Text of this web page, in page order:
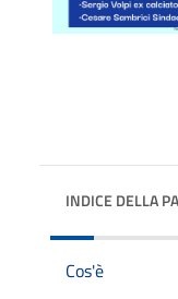
INDICE DELLA
Cos'è